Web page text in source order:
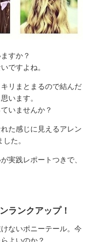
すか？
ですよね。
リまとまるので結んだ
います。
いませんか？
た感じに見えるアレン
た。
実践レポートつきで、
ランクアップ！
ないポニーテール。今